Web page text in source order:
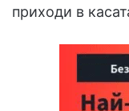
приходи в